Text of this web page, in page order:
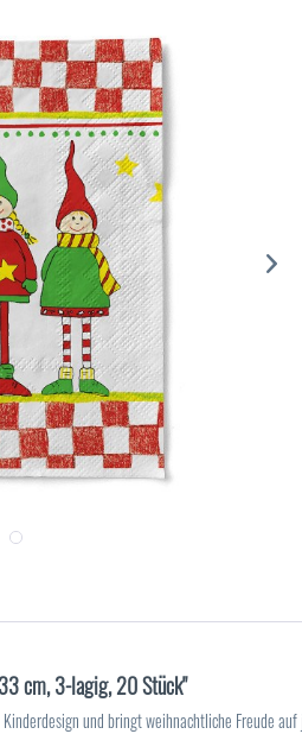
cm, 3-lagig, 20 Stück"
und bringt weihnachtliche Freude